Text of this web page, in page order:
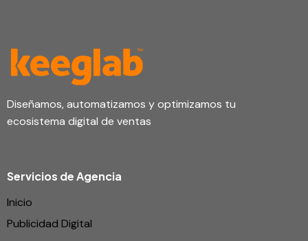
Diseñamos, automatizamos y optimizamos tu
ecosistema digital de ventas
Servicios de Agencia
Inicio
Publicidad Digital